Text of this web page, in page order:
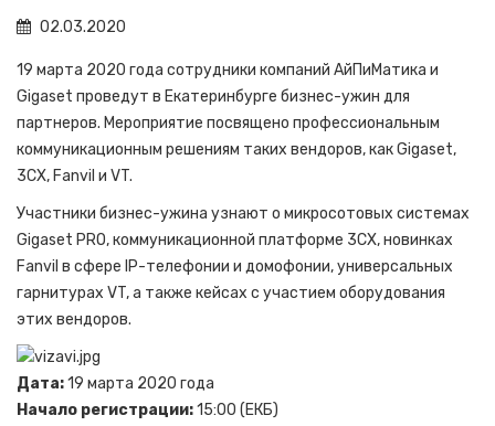
02.03.2020
19 марта 2020 года сотрудники компаний АйПиМатика и
Gigaset проведут в Екатеринбурге бизнес-ужин для
партнеров. Мероприятие посвящено профессиональным
коммуникационным решениям таких вендоров, как Gigaset,
3CX, Fanvil и VT.
Участники бизнес-ужина узнают о микросотовых системах
Gigaset PRO, коммуникационной платформе 3CX, новинках
Fanvil в сфере IP-телефонии и домофонии, универсальных
гарнитурах VT, а также кейсах с участием оборудования
этих вендоров.
Дата:19 марта 2020 года
Начало регистрации:15:00 (ЕКБ)